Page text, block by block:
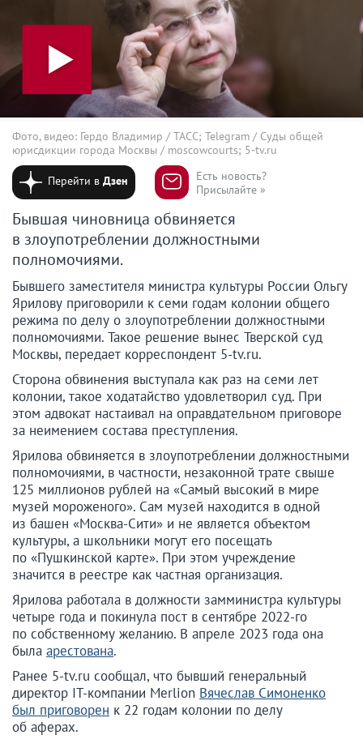
Фото, видео: Гердо Владимир / ТАСС; Telegram / Суды общей
юрисдикции города Москвы / moscowcourts; 5-tv.ru
Перейти вДзен
Есть новость?
Присылайте »
Бывшая чиновница обвиняется
в злоупотреблении должностными
полномочиями.
Бывшего заместителя министра культуры России Ольгу
Ярилову приговорили к семи годам колонии общего
режима по делу о злоупотреблении должностными
полномочиями. Такое решение вынес Тверской суд
Москвы, передает корреспондент 5-tv.ru.
Сторона обвинения выступала как раз на семи лет
колонии, такое ходатайство удовлетворил суд. При
этом адвокат настаивал на оправдательном приговоре
за неимением состава преступления.
Ярилова обвиняется в злоупотреблении должностными
полномочиями, в частности, незаконной трате свыше
125 миллионов рублей на «Самый высокий в мире
музей мороженого». Сам музей находится в одной
из башен «Москва-Сити» и не является объектом
культуры, а школьники могут его посещать
по «Пушкинской карте». При этом учреждение
значится в реестре как частная организация.
Ярилова работала в должности замминистра культуры
четыре года и покинула пост в сентябре 2022-го
по собственному желанию. В апреле 2023 года она
была арестована.
Ранее 5-tv.ru сообщал, что бывший генеральный
директор IT-компании Merlion Вячеслав Симоненко
был приговорен к 22 годам колонии по делу
об аферах.